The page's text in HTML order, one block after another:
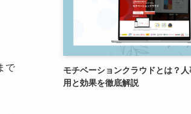
で
モチベーションクラウドとは？
用と効果を徹底解説